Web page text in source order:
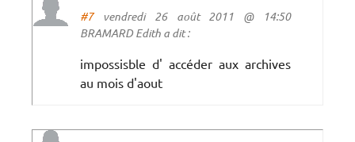
#7vendredi 26 août 2011 @ 14:50
BRAMARD Edith a dit :
impossisble d' accéder aux archives
au mois d'aout